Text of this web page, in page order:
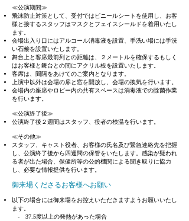
≪公演期間≫
飛沫防止対策として、受付ではビニールシートを使用し、お客
様と接するスタッフはマスクとフェイスシールドを着用いたし
ます。
会場出入り口にはアルコール消毒液を設置、手洗い場には手洗
い石鹸を設置いたします。
舞台上と客席最前列との距離は、２メートルを確保するもしく
はお客様と舞台との間にアクリル板を設置いたします。
客席は、間隔をあけてのご案内となります。
上演中以外は会場の扉と窓を開放し、会場の換気を行います。
会場内の座席やロビー内の共有スペースは消毒液での除菌作業
を行います。
≪公演終了後≫
公演終了後２週間はスタッフ、役者の検温を行います。
≪その他≫
スタッフ、キャスト役者、お客様の氏名及び緊急連絡先を把握
し、公演終了後から四週間の保管をいたします。感染が疑われ
る者が出た場合、保健所等の公的機関による聞き取りに協力
し、必要な情報提供を行います。
御来場くださるお客様へお願い
以下の場合には御来場をお控えいただきますようお願いいたし
ます。
- 37.5度以上の発熱があった場合